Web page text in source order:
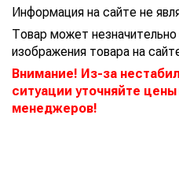
Информация на сайте не
Товар может незначительно
изображения товара на
Внимание! Из-за
ситуации уточняйте
менеджеров!